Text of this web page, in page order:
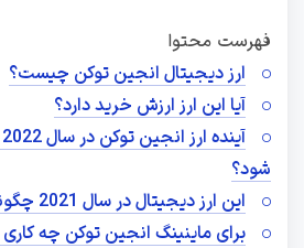
فهرست محتوا
ارز دیجیتال انجین توکن چیست؟
آیا این ارز ارزش خرید دارد؟
شود؟
این ارز دیجیتال در سال 2021 چگونه خود را نشان داد؟
برای ماینینگ انجین توکن چه کاری